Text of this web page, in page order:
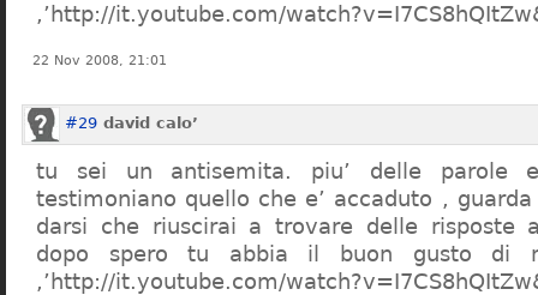
,’http://it.youtube.com/
22 Nov 2008, 21:01
#29 david calo’
tu sei un antisemita. piu’ delle parole
testimoniano quello che e’ accaduto , guarda
darsi che riuscirai a trovare delle risposte
dopo spero tu abbia il buon gusto di
,’http://it.youtube.com/